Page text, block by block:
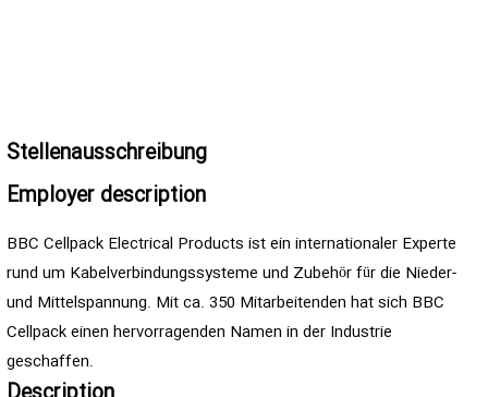
Stellenausschreibung
Employer description
BBC Cellpack Electrical Products ist ein internationaler Experte
rund um Kabelverbindungssysteme und Zubehör für die Nieder-
und Mittelspannung. Mit ca. 350 Mitarbeitenden hat sich BBC
Cellpack einen hervorragenden Namen in der Industrie
geschaffen.